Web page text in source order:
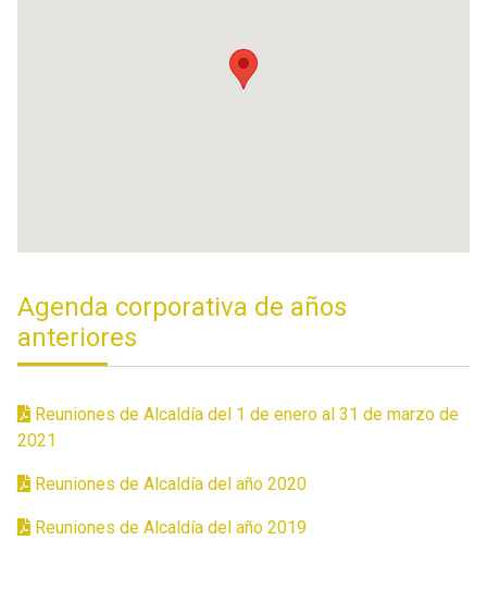
Agenda corporativa de años
anteriores
Reuniones de Alcaldía del 1 de enero al 31 de marzo de
2021
Reuniones de Alcaldía del año 2020
Reuniones de Alcaldía del año 2019